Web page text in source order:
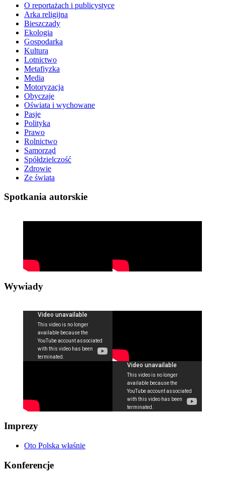
O reportażach i publicystyce
Arka religijna
Bieszczady
Ekologia
Gospodarka
Kultura
Lotnictwo
Metafiyzka
Media
Motoryzacja
Obyczaje
Oświata i wychowane
Pasje
Polityka
Prawo
Rolnictwo
Samorząd
Spółdzielczość
Zdrowie
Ze świata
Spotkania autorskie
Wywiady
Imprezy
Oto Polska właśnie
Konferencje